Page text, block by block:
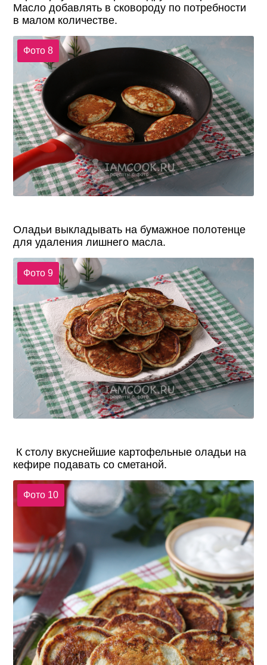
Масло добавлять в сковороду по потребности
в малом количестве.
Фото 8
Оладьи выкладывать на бумажное полотенце
для удаления лишнего масла.
Фото 9
К столу вкуснейшие картофельные оладьи на
кефире подавать со сметаной.
Фото 10